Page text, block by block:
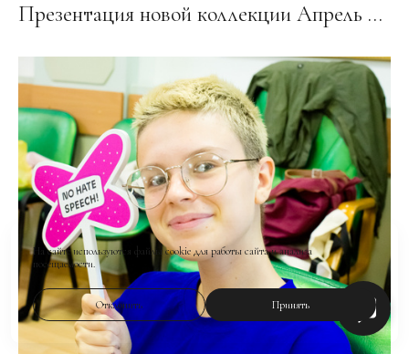
Презентация новой коллекции Апрель 2019
На сайте используются файлы cookie для работы сайта и анализа
посещаемости.
Отклонить Принять